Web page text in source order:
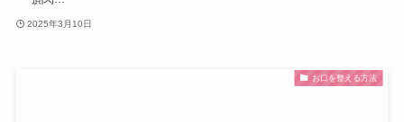
2025年3月10日
お口を整える方法